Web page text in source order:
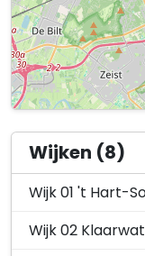
Wijken (8)
Wijk 01 't Hart-
Wijk 02